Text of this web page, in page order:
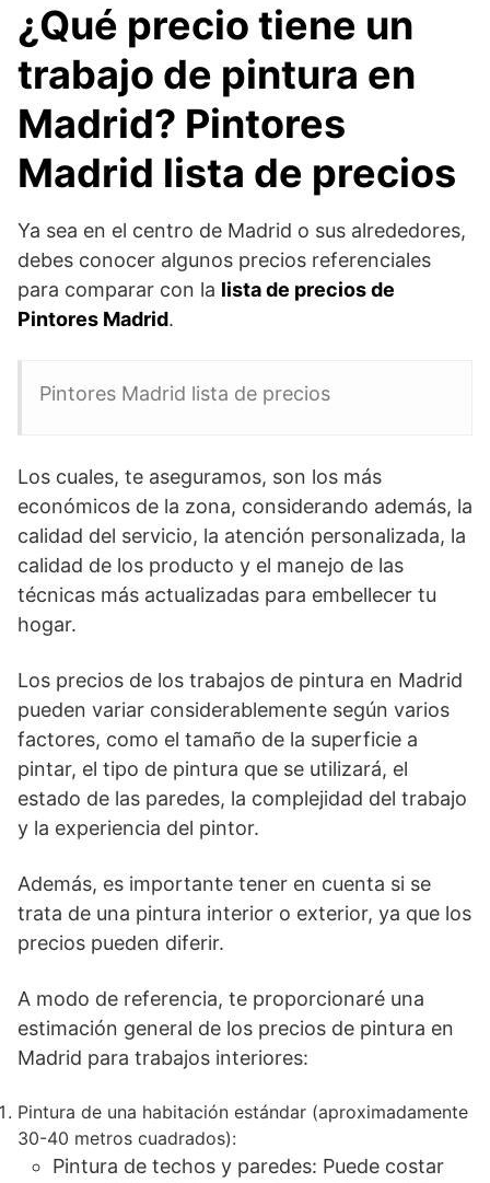
¿Qué precio tiene un
trabajo de pintura en
Madrid? Pintores
Madrid lista de precios
Ya sea en el centro de Madrid o sus alrededores,
debes conocer algunos precios referenciales
para comparar con la lista de precios de
Pintores Madrid.
Pintores Madrid lista de precios
Los cuales, te aseguramos, son los más
económicos de la zona, considerando además, la
calidad del servicio, la atención personalizada, la
calidad de los producto y el manejo de las
técnicas más actualizadas para embellecer tu
hogar.
Los precios de los trabajos de pintura en Madrid
pueden variar considerablemente según varios
factores, como el tamaño de la superficie a
pintar, el tipo de pintura que se utilizará, el
estado de las paredes, la complejidad del trabajo
y la experiencia del pintor.
Además, es importante tener en cuenta si se
trata de una pintura interior o exterior, ya que los
precios pueden diferir.
A modo de referencia, te proporcionaré una
estimación general de los precios de pintura en
Madrid para trabajos interiores:
Pintura de una habitación estándar (aproximadamente
30-40 metros cuadrados):
Pintura de techos y paredes: Puede costar